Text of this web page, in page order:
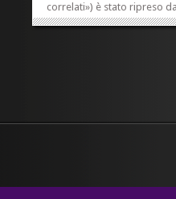
correlati») è stato ripreso da
LiberoBlog, insieme a un